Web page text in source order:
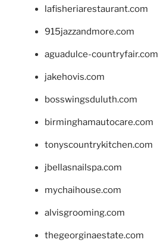
lafisheriarestaurant.com
915jazzandmore.com
aguadulce-countryfair.com
jakehovis.com
bosswingsduluth.com
birminghamautocare.com
tonyscountrykitchen.com
jbellasnailspa.com
mychaihouse.com
alvisgrooming.com
thegeorginaestate.com